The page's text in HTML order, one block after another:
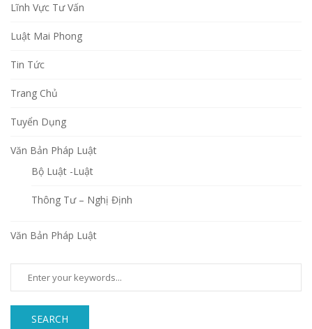
Lĩnh Vực Tư Vấn
Luật Mai Phong
Tin Tức
Trang Chủ
Tuyển Dụng
Văn Bản Pháp Luật
Bộ Luật -Luật
Thông Tư – Nghị Định
Văn Bản Pháp Luật
SEARCH